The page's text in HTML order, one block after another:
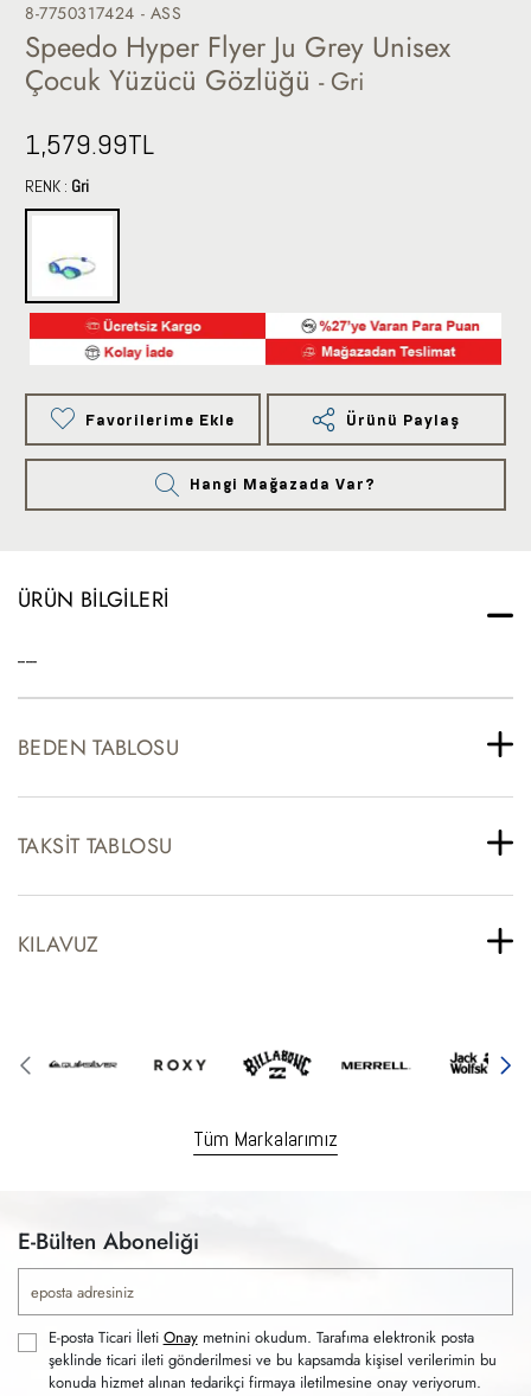
8-7750317424 - ASS
Speedo Hyper Flyer Ju Grey Unisex
Çocuk Yüzücü Gözlüğü - Gri
1,579.99TL
RENK : Gri
Favorilerime Ekle Ürünü Paylaş
Hangi Mağazada Var?
ÜRÜN BILGILERI
-----
BEDEN TABLOSU
TAKSIT TABLOSU
KILAVUZ
Tüm Markalarımız
E-Bülten Aboneliği
E-posta Ticari İleti Onaymetnini okudum. Tarafıma elektronik posta
şeklinde ticari ileti gönderilmesi ve bu kapsamda kişisel verilerimin bu
konuda hizmet alınan tedarikçi firmaya iletilmesine onay veriyorum.